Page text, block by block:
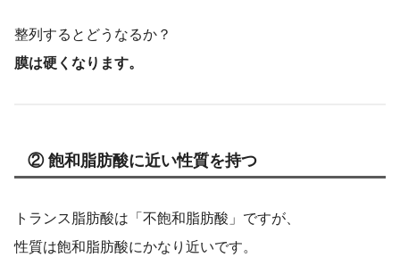
整列するとどうなるか？
膜は硬くなります。
② 飽和脂肪酸に近い性質を持つ
トランス脂肪酸は「不飽和脂肪酸」ですが、
性質は飽和脂肪酸にかなり近いです。